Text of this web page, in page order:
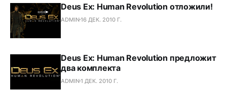
Deus Ex: Human Revolution отложили!
ADMIN16 ДЕК. 2010 Г.
Deus Ex: Human Revolution предложит
два комплекта
ADMIN1 ДЕК. 2010 Г.